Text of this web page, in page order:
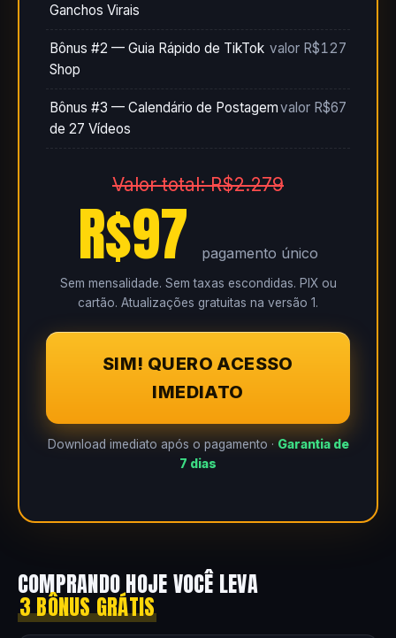
Ganchos Virais
Bônus #2 — Guia Rápido de TikTok
Shop
valor R$127
Bônus #3 — Calendário de Postagem
de 27 Vídeos
valor R$67
Valor total: R$2.279
R$97 pagamento único
Sem mensalidade. Sem taxas escondidas. PIX ou
cartão. Atualizações gratuitas na versão 1.
SIM! QUERO ACESSO
IMEDIATO
Download imediato após o pagamento · Garantia de
7 dias
COMPRANDO HOJE VOCÊ LEVA
3 BÔNUS GRÁTIS